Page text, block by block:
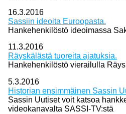
16.3.2016
Sassiin ideoita Euroopasta.
Hankehenkilöstö ideoimassa
11.3.2016
Räyskälästä tuoreita ajatuksia.
Hankehenkilöstö vierailulla
5.3.2016
Historian ensimmäinen Sassin
Sassin Uutiset voit katsoa
videokanavalta SASSI-TV:stä